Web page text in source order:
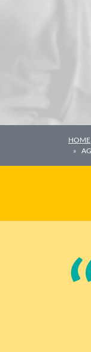
HOME